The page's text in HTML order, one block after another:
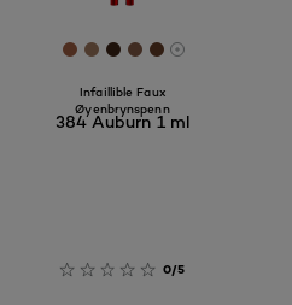
[Color]: #9D5D41
[Color]: #9D775D
[Color]: #3D2417
[Color]: #805944
[Color]:
More
Infaillible Faux
Øyenbrynspenn
384 Auburn 1 ml
0/5